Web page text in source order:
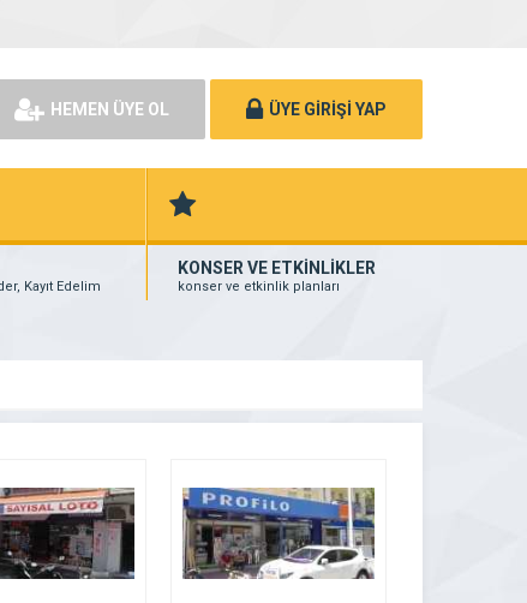
HEMEN ÜYE OL ÜYE GİRİŞİ YAP
Kayıt Edelim
KONSER VE ETKİNLİKLER
konser ve etkinlik planları